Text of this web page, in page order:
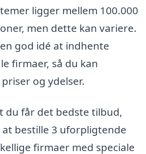
ligger mellem 100.000
men dette kan variere.
god idé at indhente
firmaer, så du kan
og ydelser.
du får det bedste tilbud,
bestille 3 uforpligtende
firmaer med speciale